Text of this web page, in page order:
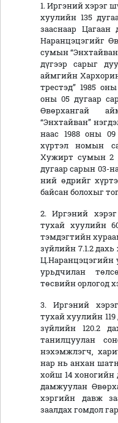
1. Иргэний хэрэг
хуулийн 135
зааснаар
Наранцэцэгийг
сумын
дүгээр сарыг
аймгийн
трестэд” 1985
оны 05 дугаар
Өвөрхангай
“Энхтайван”
наас 1988 оны
хүртэл номын
Хужирт сумын 2
дугаар сарын 03-
ний өдрийг
байсан болохыг
2. Иргэний
тухай хуулийн
тэмдэгтийн
зүйлийн 7.1.2 дахь
урьдчилан
төсвийн орлогод
3. Иргэний
тухай хуулийн 119
зүйлийн 120.2
танилцуулан
нэхэмжлэгч,
нар нь анхан
хойш 14 хоногийн
дамжуулан
хэргийн давж
заалдах гомдол